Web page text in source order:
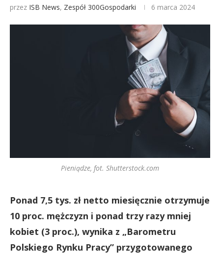
przez ISB News, Zespół 300Gospodarki 6 marca 2024
Pieniądze, fot. Shutterstock.com
Ponad 7,5 tys. zł netto miesięcznie otrzymuje
10 proc. mężczyzn i ponad trzy razy mniej
kobiet (3 proc.), wynika z „Barometru
Polskiego Rynku Pracy” przygotowanego